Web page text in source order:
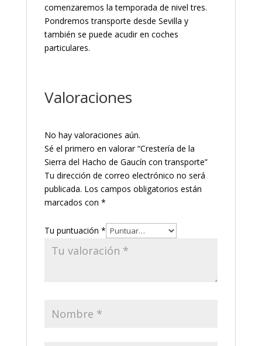
comenzaremos la temporada de nivel tres.
Pondremos transporte desde Sevilla y
también se puede acudir en coches
particulares.
Valoraciones
No hay valoraciones aún.
Sé el primero en valorar “Crestería de la
Sierra del Hacho de Gaucín con transporte”
Tu dirección de correo electrónico no será
publicada. Los campos obligatorios están
marcados con *
Tu puntuación *